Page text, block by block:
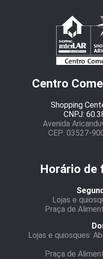
Centro
Shopping
CNPJ:
Avenida
CEP: 03527-
Horário de
Lojas e
Praça de
Lojas e quiosques:
Praça de